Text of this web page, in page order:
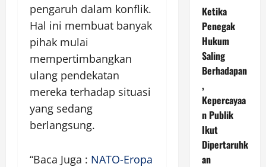
pengaruh dalam konflik.
Hal ini membuat banyak
pihak mulai
mempertimbangkan
ulang pendekatan
mereka terhadap situasi
yang sedang
berlangsung.
“Baca Juga : NATO-Eropa
Ketika
Penegak
Hukum
Saling
Berhadapan
,
Kepercayaa
n Publik
Ikut
Dipertaruhk
an